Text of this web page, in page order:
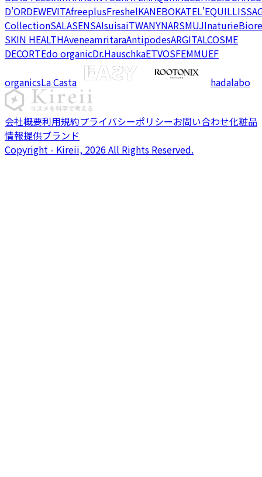
D'ORDEWEVITAfreeplusFreshelKANEBOKATEL'EQUIL
CollectionSALASENSAIsuisaiTWANYNARSMUJInaturieBiore
SKIN HEALTHAveneamritaraAntipodesARGITALCOSME
DECORTEdo organicDr.HauschkaETVOSFEMMUEF
organicsLa Casta hadalabo
会社概要利用規約プライバシーポリシーお問い合わせ化粧品
情報提供ブランド
Copyright - Kireii, 2026 All Rights Reserved.